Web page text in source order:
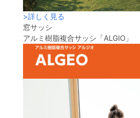
>詳しく見る
窓サッシ
アルミ樹脂複合サッシ「ALGIO」